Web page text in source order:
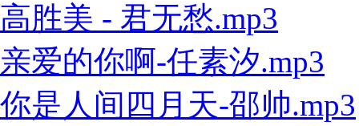
高胜美 - 君无愁.mp3
亲爱的你啊-任素汐.mp3
你是人间四月天-邵帅.mp3